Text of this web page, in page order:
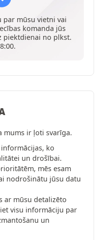
par mūsu vietni vai
komanda jūs
piektdienai no plkst.
mums ir ļoti svarīga.
ko
un drošībai.
mēs esam
nodrošinātu jūsu datu
ar mūsu detalizēto
visu informāciju par
un